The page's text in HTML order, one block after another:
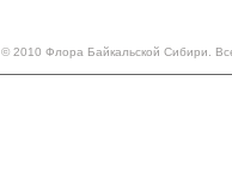
© 2010 Флора Байкальской Сибири.